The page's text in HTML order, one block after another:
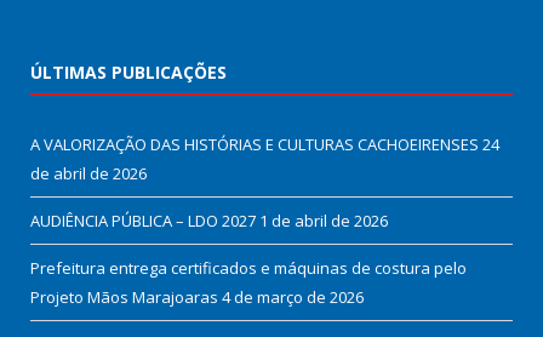
ÚLTIMAS PUBLICAÇÕES
A VALORIZAÇÃO DAS HISTÓRIAS E CULTURAS CACHOEIRENSES 24
de abril de 2026
AUDIÊNCIA PÚBLICA – LDO 2027 1 de abril de 2026
Prefeitura entrega certificados e máquinas de costura pelo
Projeto Mãos Marajoaras 4 de março de 2026